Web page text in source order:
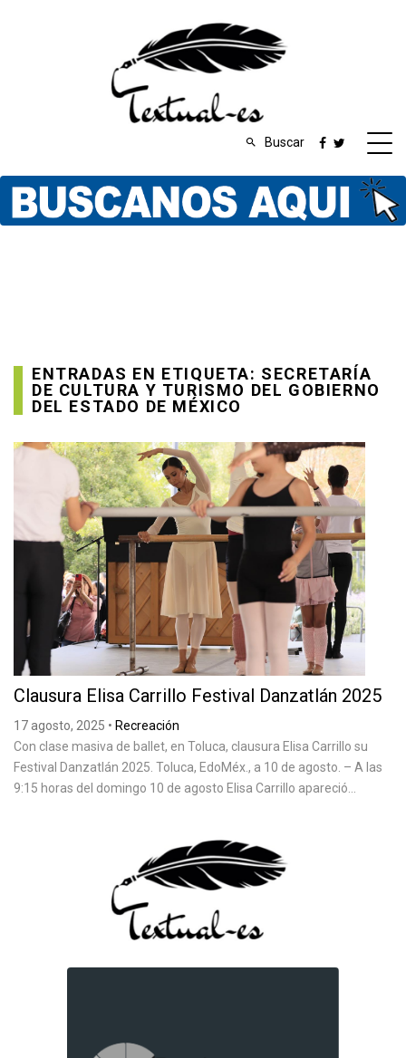
Buscar
ENTRADAS EN ETIQUETA: SECRETARÍA
DE CULTURA Y TURISMO DEL GOBIERNO
DEL ESTADO DE MÉXICO
Clausura Elisa Carrillo Festival Danzatlán 2025
17 agosto, 2025 • Recreación
Con clase masiva de ballet, en Toluca, clausura Elisa Carrillo su
Festival Danzatlán 2025. Toluca, EdoMéx., a 10 de agosto. – A las
9:15 horas del domingo 10 de agosto Elisa Carrillo apareció...